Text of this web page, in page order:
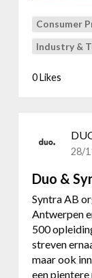
p
e
r
Consumer
Industry &
0 Likes
28/
Duo &
Syntra AB
Antwerpen
500
streven
maar ook
een